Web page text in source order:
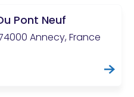
Pont Neuf
Annecy, France